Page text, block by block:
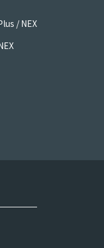
/ NEX